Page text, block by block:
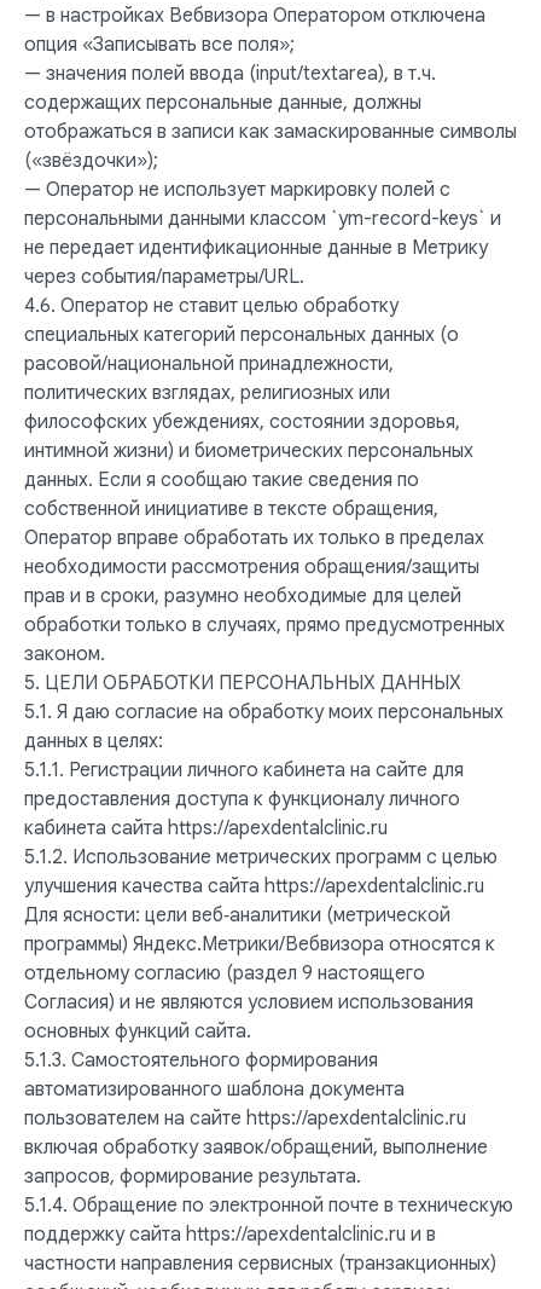
— в настройках Вебвизора Оператором отключена
опция «Записывать все поля»;
— значения полей ввода (input/textarea), в т.ч.
содержащих персональные данные, должны
отображаться в записи как замаскированные символы
(«звёздочки»);
— Оператор не использует маркировку полей с
персональными данными классом `ym-record-keys` и
не передает идентификационные данные в Метрику
через события/параметры/URL.
4.6. Оператор не ставит целью обработку
специальных категорий персональных данных (о
расовой/национальной принадлежности,
политических взглядах, религиозных или
философских убеждениях, состоянии здоровья,
интимной жизни) и биометрических персональных
данных. Если я сообщаю такие сведения по
собственной инициативе в тексте обращения,
Оператор вправе обработать их только в пределах
необходимости рассмотрения обращения/защиты
прав и в сроки, разумно необходимые для целей
обработки только в случаях, прямо предусмотренных
законом.
5. ЦЕЛИ ОБРАБОТКИ ПЕРСОНАЛЬНЫХ ДАННЫХ
5.1. Я даю согласие на обработку моих персональных
данных в целях:
5.1.1. Регистрации личного кабинета на сайте для
предоставления доступа к функционалу личного
кабинета сайта https://apexdentalclinic.ru
5.1.2. Использование метрических программ с целью
улучшения качества сайта https://apexdentalclinic.ru
Для ясности: цели веб‑аналитики (метрической
программы) Яндекс.Метрики/Вебвизора относятся к
отдельному согласию (раздел 9 настоящего
Согласия) и не являются условием использования
основных функций сайта.
5.1.3. Самостоятельного формирования
автоматизированного шаблона документа
пользователем на сайте https://apexdentalclinic.ru
включая обработку заявок/обращений, выполнение
запросов, формирование результата.
5.1.4. Обращение по электронной почте в техническую
поддержку сайта https://apexdentalclinic.ru и в
частности направления сервисных (транзакционных)